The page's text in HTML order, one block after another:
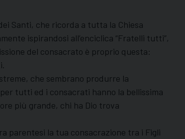
Santi, che ricorda a tutta la Chiesa
ispirandosi all’enciclica “Fratelli tutti”,
del consacrato è proprio questa:
che sembrano produrre la
tutti ed i consacrati hanno la bellissima
più grande, chi ha Dio trova
parentesi la tua consacrazione tra i Figli